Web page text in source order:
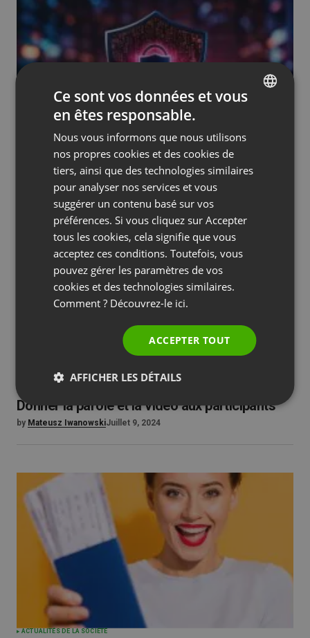
Chiffrement de bout en bout (E2EE)
Juin 27, 2024
Donner la parole et la vidéo aux participants
by Mateusz IwanowskiJuillet 9, 2024
ACTUALITÉS DE LA SOCIÉTÉ
FRENCH
SPANISH
PORTUGUESE
Ce sont vos données et vous
en êtes responsable.
Nous vous informons que nous utilisons
nos propres cookies et des cookies de
tiers, ainsi que des technologies similaires
pour analyser nos services et vous
suggérer un contenu basé sur vos
préférences. Si vous cliquez sur Accepter
tous les cookies, cela signifie que vous
acceptez ces conditions. Toutefois, vous
pouvez gérer les paramètres de vos
cookies et des technologies similaires.
Comment ? Découvrez-le ici.
ACCEPTER TOUT
AFFICHER LES DÉTAILS